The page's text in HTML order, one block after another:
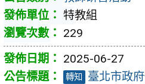
特教組
229
2025-06-27
轉知
臺北市政